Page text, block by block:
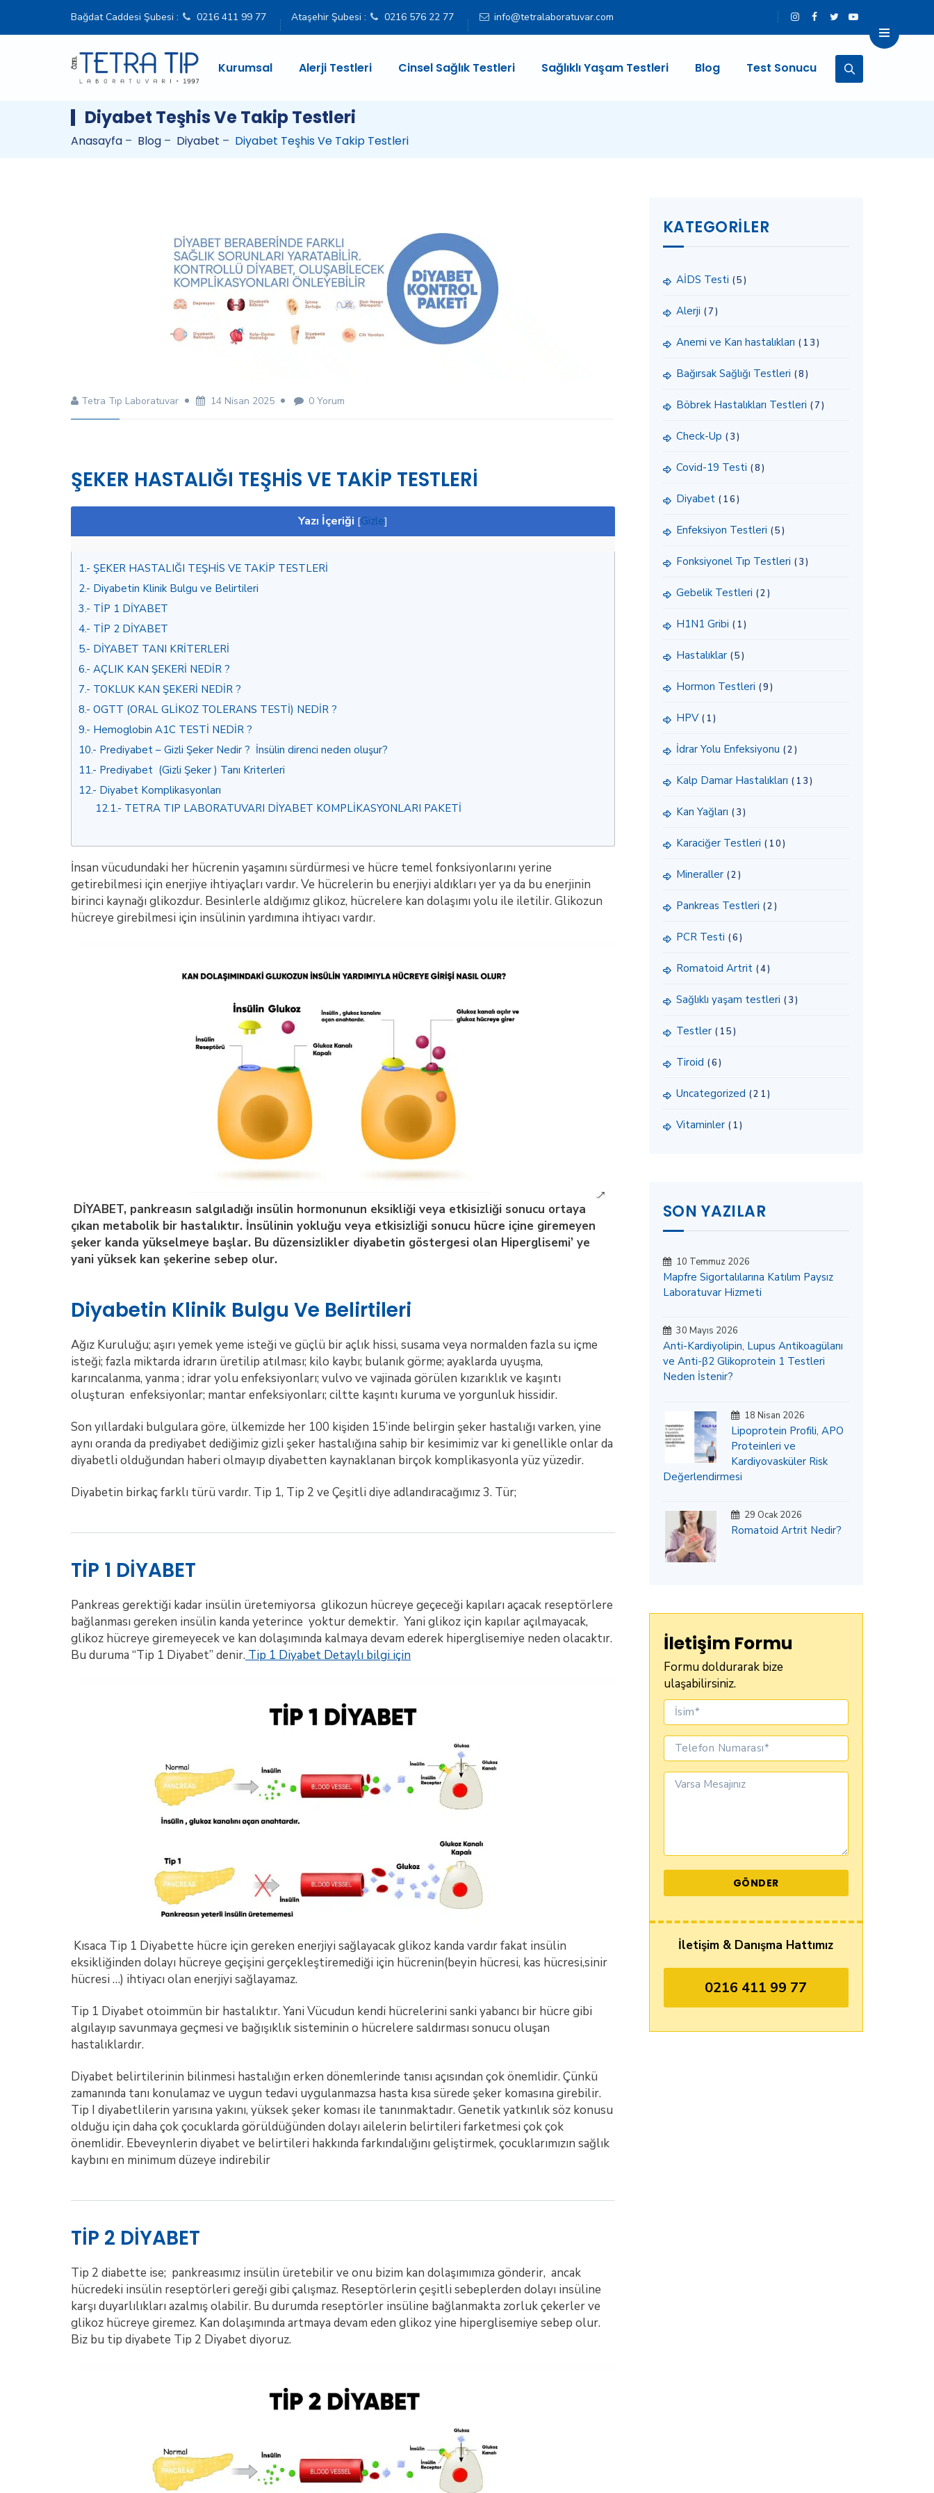
Bağdat Caddesi Şubesi : 0216 411 99 77 Ataşehir Şubesi : 0216 576 22 77 info@tetralaboratuvar.com
Kurumsal Alerji Testleri Cinsel Sağlık Testleri Sağlıklı Yaşam Testleri Blog Test Sonucu
Diyabet Teşhis Ve Takip Testleri
Anasayfa – Blog – Diyabet – Diyabet Teşhis Ve Takip Testleri
Tetra Tıp Laboratuvar 14 Nisan 2025 0 Yorum
ŞEKER HASTALIĞI TEŞHİS VE TAKİP TESTLERİ
Yazı İçeriği [Gizle]
1. ŞEKER HASTALIĞI TEŞHİS VE TAKİP TESTLERİ
2. Diyabetin Klinik Bulgu ve Belirtileri
3. TİP 1 DİYABET
4. TİP 2 DİYABET
5. DİYABET TANI KRİTERLERİ
6. AÇLIK KAN ŞEKERİ NEDİR ?
7. TOKLUK KAN ŞEKERİ NEDİR ?
8. OGTT (ORAL GLİKOZ TOLERANS TESTİ) NEDİR ?
9. Hemoglobin A1C TESTİ NEDİR ?
10. Prediyabet – Gizli Şeker Nedir ? İnsülin direnci neden oluşur?
11. Prediyabet (Gizli Şeker ) Tanı Kriterleri
12. Diyabet Komplikasyonları
12.1. TETRA TIP LABORATUVARI DİYABET KOMPLİKASYONLARI PAKETİ
İnsan vücudundaki her hücrenin yaşamını sürdürmesi ve hücre temel fonksiyonlarını yerine
getirebilmesi için enerjiye ihtiyaçları vardır. Ve hücrelerin bu enerjiyi aldıkları yer ya da bu enerjinin
birinci kaynağı glikozdur. Besinlerle aldığımız glikoz, hücrelere kan dolaşımı yolu ile iletilir. Glikozun
hücreye girebilmesi için insülinin yardımına ihtiyacı vardır.
DİYABET, pankreasın salgıladığı insülin hormonunun eksikliği veya etkisizliği sonucu ortaya
çıkan metabolik bir hastalıktır. İnsülinin yokluğu veya etkisizliği sonucu hücre içine giremeyen
şeker kanda yükselmeye başlar. Bu düzensizlikler diyabetin göstergesi olan Hiperglisemi’ ye
yani yüksek kan şekerine sebep olur.
Diyabetin Klinik Bulgu Ve Belirtileri
Ağız Kuruluğu; aşırı yemek yeme isteği ve güçlü bir açlık hissi, susama veya normalden fazla su içme
isteği; fazla miktarda idrarın üretilip atılması; kilo kaybı; bulanık görme; ayaklarda uyuşma,
karıncalanma, yanma ; idrar yolu enfeksiyonları; vulvo ve vajinada görülen kızarıklık ve kaşıntı
oluşturan enfeksiyonlar; mantar enfeksiyonları; ciltte kaşıntı kuruma ve yorgunluk hissidir.
Son yıllardaki bulgulara göre, ülkemizde her 100 kişiden 15’inde belirgin şeker hastalığı varken, yine
aynı oranda da prediyabet dediğimiz gizli şeker hastalığına sahip bir kesimimiz var ki genellikle onlar da
diyabetli olduğundan haberi olmayıp diyabetten kaynaklanan birçok komplikasyonla yüz yüzedir.
Diyabetin birkaç farklı türü vardır. Tip 1, Tip 2 ve Çeşitli diye adlandıracağımız 3. Tür;
TİP 1 DİYABET
Pankreas gerektiği kadar insülin üretemiyorsa glikozun hücreye geçeceği kapıları açacak reseptörlere
bağlanması gereken insülin kanda yeterince yoktur demektir. Yani glikoz için kapılar açılmayacak,
glikoz hücreye giremeyecek ve kan dolaşımında kalmaya devam ederek hiperglisemiye neden olacaktır.
Bu duruma “Tip 1 Diyabet” denir. Tip 1 Diyabet Detaylı bilgi için
Kısaca Tip 1 Diyabette hücre için gereken enerjiyi sağlayacak glikoz kanda vardır fakat insülin
eksikliğinden dolayı hücreye geçişini gerçekleştiremediği için hücrenin(beyin hücresi, kas hücresi,sinir
hücresi …) ihtiyacı olan enerjiyi sağlayamaz.
Tip 1 Diyabet otoimmün bir hastalıktır. Yani Vücudun kendi hücrelerini sanki yabancı bir hücre gibi
algılayıp savunmaya geçmesi ve bağışıklık sisteminin o hücrelere saldırması sonucu oluşan
hastalıklardır.
Diyabet belirtilerinin bilinmesi hastalığın erken dönemlerinde tanısı açısından çok önemlidir. Çünkü
zamanında tanı konulamaz ve uygun tedavi uygulanmazsa hasta kısa sürede şeker komasına girebilir.
Tip I diyabetlilerin yarısına yakını, yüksek şeker koması ile tanınmaktadır. Genetik yatkınlık söz konusu
olduğu için daha çok çocuklarda görüldüğünden dolayı ailelerin belirtileri farketmesi çok çok
önemlidir. Ebeveynlerin diyabet ve belirtileri hakkında farkındalığını geliştirmek, çocuklarımızın sağlık
kaybını en minimum düzeye indirebilir
TİP 2 DİYABET
Tip 2 diabette ise; pankreasımız insülin üretebilir ve onu bizim kan dolaşımımıza gönderir, ancak
hücredeki insülin reseptörleri gereği gibi çalışmaz. Reseptörlerin çeşitli sebeplerden dolayı insüline
karşı duyarlılıkları azalmış olabilir. Bu durumda reseptörler insüline bağlanmakta zorluk çekerler ve
glikoz hücreye giremez. Kan dolaşımında artmaya devam eden glikoz yine hiperglisemiye sebep olur.
Biz bu tip diyabete Tip 2 Diyabet diyoruz.
KATEGORILER
AİDS Testi (5)
Alerji (7)
Anemi ve Kan hastalıkları (13)
Bağırsak Sağlığı Testleri (8)
Böbrek Hastalıkları Testleri (7)
Check-Up (3)
Covid-19 Testi (8)
Diyabet (16)
Enfeksiyon Testleri (5)
Fonksiyonel Tıp Testleri (3)
Gebelik Testleri (2)
H1N1 Gribi (1)
Hastalıklar (5)
Hormon Testleri (9)
HPV (1)
İdrar Yolu Enfeksiyonu (2)
Kalp Damar Hastalıkları (13)
Kan Yağları (3)
Karaciğer Testleri (10)
Mineraller (2)
Pankreas Testleri (2)
PCR Testi (6)
Romatoid Artrit (4)
Sağlıklı yaşam testleri (3)
Testler (15)
Tiroid (6)
Uncategorized (21)
Vitaminler (1)
SON YAZILAR
10 Temmuz 2026
Mapfre Sigortalılarına Katılım Paysız
Laboratuvar Hizmeti
30 Mayıs 2026
Anti-Kardiyolipin, Lupus Antikoagülanı
ve Anti-β2 Glikoprotein 1 Testleri
Neden İstenir?
18 Nisan 2026
Lipoprotein Profili, APO
Proteinleri ve
Kardiyovasküler Risk
Değerlendirmesi
29 Ocak 2026
Romatoid Artrit Nedir?
İletişim Formu
Formu doldurarak bize
ulaşabilirsiniz.
İletişim & Danışma Hattımız
0216 411 99 77